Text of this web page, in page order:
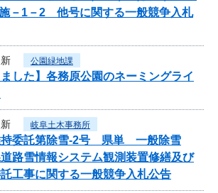
－1－2 他号に関する一般競争入札
公園緑地課
ました】各務原公園のネーミングライ
岐阜土木事務所
持委託第除雪-2号 県単 一般除雪
道路雪情報システム観測装置修繕及び
工事に関する一般競争入札公告